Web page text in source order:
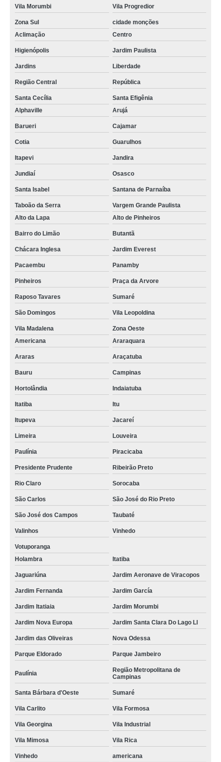
Vila Morumbi Vila Progredior
Zona Sul
cidade monções
Aclimação
Centro
Higienópolis Jardim Paulista
Jardins Liberdade
Região Central República
Santa Cecília
Santa Efigênia
Alphaville
Arujá
Barueri Cajamar
Cotia Guarulhos
Itapevi Jandira
Jundiaí Osasco
Santa Isabel Santana de Parnaíba
Taboão da Serra
Vargem Grande Paulista
Alto da Lapa
Alto de Pinheiros
Bairro do Limão Butantã
Chácara Inglesa Jardim Everest
Pacaembu Panamby
Pinheiros Praça da Arvore
Raposo Tavares Sumaré
São Domingos Vila Leopoldina
Vila Madalena
Zona Oeste
Americana
Araraquara
Araras Araçatuba
Bauru Campinas
Hortolândia Indaiatuba
Itatiba Itu
Itupeva Jacareí
Limeira Louveira
Paulínia Piracicaba
Presidente Prudente Ribeirão Preto
Rio Claro Sorocaba
São Carlos São José do Rio Preto
São José dos Campos Taubaté
Valinhos Vinhedo
Votuporanga
Holambra
Itatiba
Jaguariúna Jardim Aeronave de Viracopos
Jardim Fernanda Jardim García
Jardim Itatiaia Jardim Morumbi
Jardim Nova Europa Jardim Santa Clara Do Lago Ll
Jardim das Oliveiras Nova Odessa
Parque Eldorado Parque Jambeiro
Paulínia
Região Metropolitana de
Campinas
Santa Bárbara d'Oeste Sumaré
Vila Carlito Vila Formosa
Vila Georgina Vila Industrial
Vila Mimosa Vila Rica
Vinhedo
americana